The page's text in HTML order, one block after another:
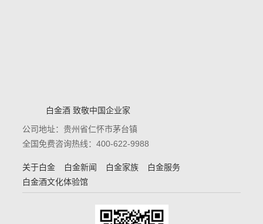
白金酒 致敬中国企业家
公司地址：贵州省仁怀市茅台镇
全国免费咨询热线：400-622-9988
关于白金 白金新闻 白金家族
白金服务
白金酒文化体验馆